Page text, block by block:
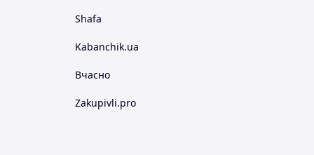
Shafa
Kabanchik.ua
Вчасно
Zakupivli.pro